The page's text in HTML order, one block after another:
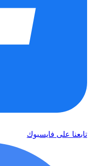
تابعنا على فايسبوك